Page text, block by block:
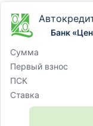
Банк
Сумма
Первый взнос
ПСК
Ставка